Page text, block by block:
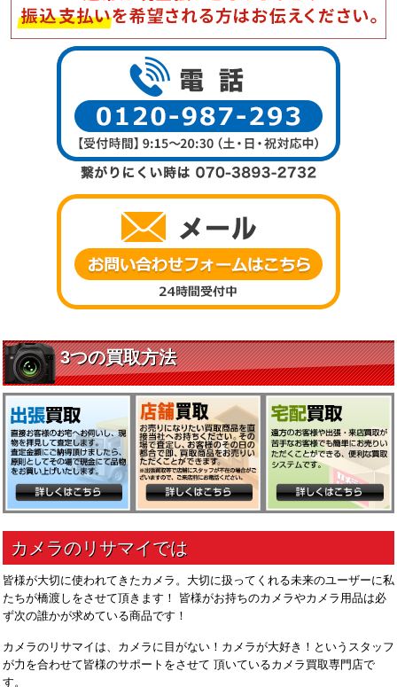
皆様が大切に使われてきたカメラ。大切に扱ってくれる未来のユーザーに私
たちが橋渡しをさせて頂きます！ 皆様がお持ちのカメラやカメラ用品は必
ず次の誰かが求めている商品です！
カメラのリサマイは、カメラに目がない！カメラが大好き！というスタッフ
が力を合わせて皆様のサポートをさせて 頂いているカメラ買取専門店で
す。